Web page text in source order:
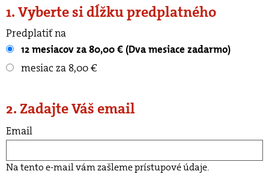
1. Vyberte si dĺžku predplatného
Predplatiť na
12 mesiacov za 80,00 € (Dva mesiace zadarmo)
mesiac za 8,00 €
2. Zadajte Váš email
Email
Na tento e-mail vám zašleme prístupové údaje.